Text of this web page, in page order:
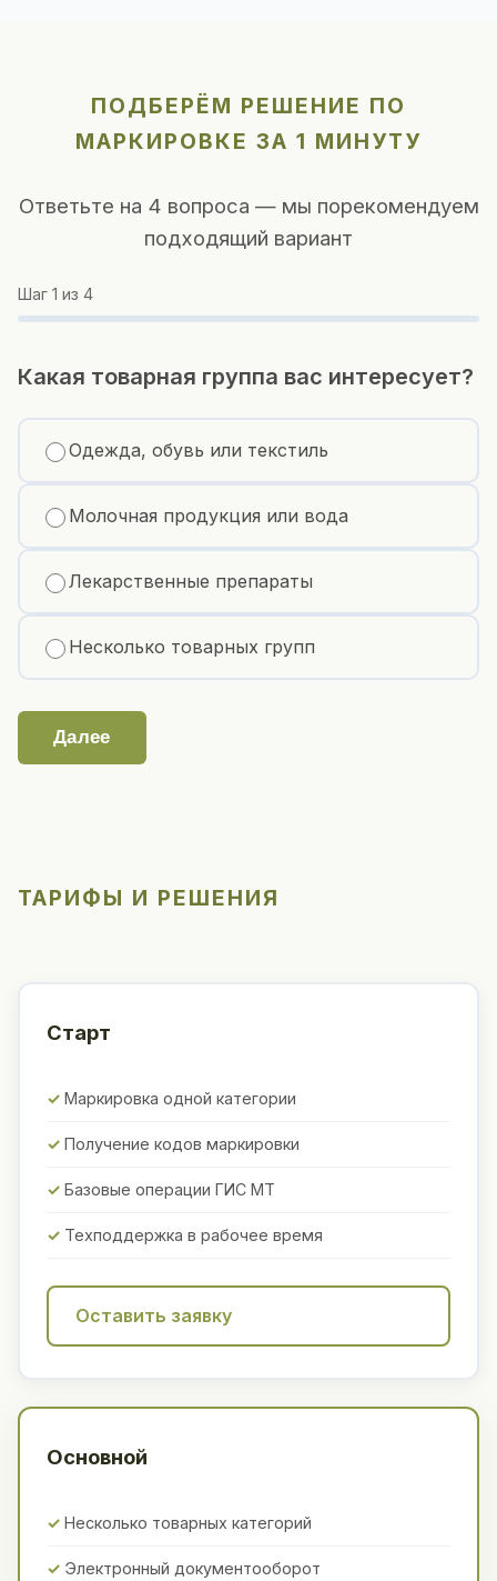
ПОДБЕРЁМ РЕШЕНИЕ ПО
МАРКИРОВКЕ ЗА 1 МИНУТУ
Ответьте на 4 вопроса — мы порекомендуем
подходящий вариант
Шаг 1 из 4
Какая товарная группа вас интересует?
Одежда, обувь или текстиль
Молочная продукция или вода
Лекарственные препараты
Несколько товарных групп
Далее
ТАРИФЫ И РЕШЕНИЯ
Старт
Маркировка одной категории
Получение кодов маркировки
Базовые операции ГИС МТ
Техподдержка в рабочее время
Оставить заявку
Основной
Несколько товарных категорий
Электронный документооборот